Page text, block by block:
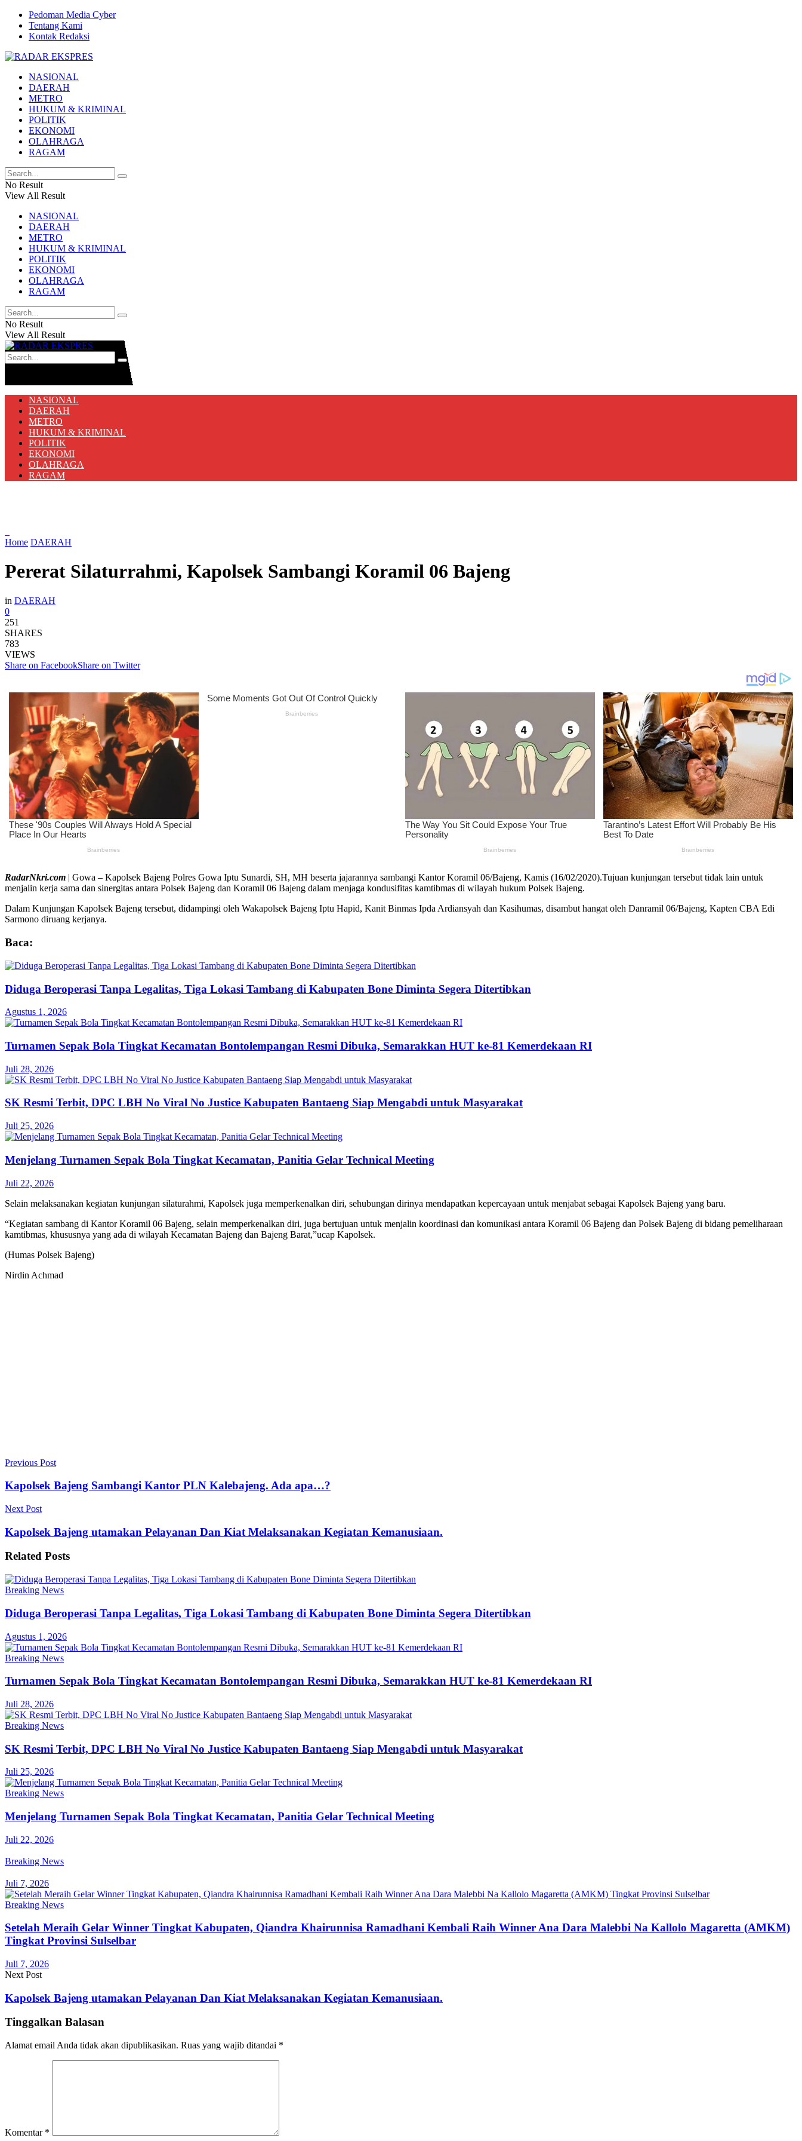
Pedoman Media Cyber
Tentang Kami
Kontak Redaksi
NASIONAL
DAERAH
METRO
HUKUM & KRIMINAL
POLITIK
EKONOMI
OLAHRAGA
RAGAM
No Result
View All Result
NASIONAL
DAERAH
METRO
HUKUM & KRIMINAL
POLITIK
EKONOMI
OLAHRAGA
RAGAM
No Result
View All Result
NASIONAL
DAERAH
METRO
HUKUM & KRIMINAL
POLITIK
EKONOMI
OLAHRAGA
RAGAM
Home DAERAH
Pererat Silaturrahmi, Kapolsek Sambangi Koramil 06 Bajeng
in DAERAH
0
251
SHARES
783
VIEWS
Share on FacebookShare on Twitter
RadarNkri.com | Gowa – Kapolsek Bajeng Polres Gowa Iptu Sunardi, SH, MH beserta jajarannya sambangi Kantor Koramil 06/Bajeng, Kamis (16/02/2020).Tujuan kunjungan tersebut tidak lain untuk
menjalin kerja sama dan sinergitas antara Polsek Bajeng dan Koramil 06 Bajeng dalam menjaga kondusifitas kamtibmas di wilayah hukum Polsek Bajeng.
Dalam Kunjungan Kapolsek Bajeng tersebut, didampingi oleh Wakapolsek Bajeng Iptu Hapid, Kanit Binmas Ipda Ardiansyah dan Kasihumas, disambut hangat oleh Danramil 06/Bajeng, Kapten CBA Edi
Sarmono diruang kerjanya.
Baca:
Diduga Beroperasi Tanpa Legalitas, Tiga Lokasi Tambang di Kabupaten Bone Diminta Segera Ditertibkan
Agustus 1, 2026
Turnamen Sepak Bola Tingkat Kecamatan Bontolempangan Resmi Dibuka, Semarakkan HUT ke-81 Kemerdekaan RI
Juli 28, 2026
SK Resmi Terbit, DPC LBH No Viral No Justice Kabupaten Bantaeng Siap Mengabdi untuk Masyarakat
Juli 25, 2026
Menjelang Turnamen Sepak Bola Tingkat Kecamatan, Panitia Gelar Technical Meeting
Juli 22, 2026
Selain melaksanakan kegiatan kunjungan silaturahmi, Kapolsek juga memperkenalkan diri, sehubungan dirinya mendapatkan kepercayaan untuk menjabat sebagai Kapolsek Bajeng yang baru.
“Kegiatan sambang di Kantor Koramil 06 Bajeng, selain memperkenalkan diri, juga bertujuan untuk menjalin koordinasi dan komunikasi antara Koramil 06 Bajeng dan Polsek Bajeng di bidang pemeliharaan
kamtibmas, khususnya yang ada di wilayah Kecamatan Bajeng dan Bajeng Barat,”ucap Kapolsek.
(Humas Polsek Bajeng)
Nirdin Achmad
Previous Post
Kapolsek Bajeng Sambangi Kantor PLN Kalebajeng. Ada apa…?
Next Post
Kapolsek Bajeng utamakan Pelayanan Dan Kiat Melaksanakan Kegiatan Kemanusiaan.
Related Posts
Breaking News
Diduga Beroperasi Tanpa Legalitas, Tiga Lokasi Tambang di Kabupaten Bone Diminta Segera Ditertibkan
Agustus 1, 2026
Breaking News
Turnamen Sepak Bola Tingkat Kecamatan Bontolempangan Resmi Dibuka, Semarakkan HUT ke-81 Kemerdekaan RI
Juli 28, 2026
Breaking News
SK Resmi Terbit, DPC LBH No Viral No Justice Kabupaten Bantaeng Siap Mengabdi untuk Masyarakat
Juli 25, 2026
Breaking News
Menjelang Turnamen Sepak Bola Tingkat Kecamatan, Panitia Gelar Technical Meeting
Juli 22, 2026
Breaking News
Juli 7, 2026
Breaking News
Setelah Meraih Gelar Winner Tingkat Kabupaten, Qiandra Khairunnisa Ramadhani Kembali Raih Winner Ana Dara Malebbi Na Kallolo Magaretta (AMKM)
Tingkat Provinsi Sulselbar
Juli 7, 2026
Next Post
Kapolsek Bajeng utamakan Pelayanan Dan Kiat Melaksanakan Kegiatan Kemanusiaan.
Tinggalkan Balasan
Alamat email Anda tidak akan dipublikasikan. Ruas yang wajib ditandai *
Komentar *